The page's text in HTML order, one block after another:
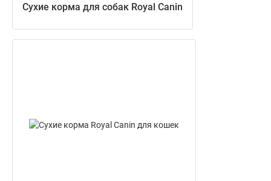
Сухие корма для собак Royal Canin